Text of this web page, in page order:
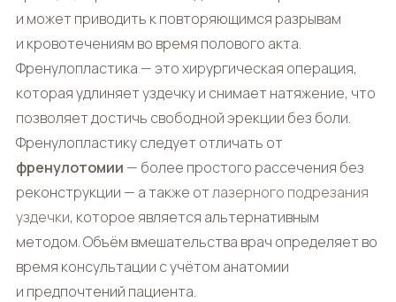
и может приводить к повторяющимся разрывам
и кровотечениям во время полового акта.
Френулопластика — это хирургическая операция,
которая удлиняет уздечку и снимает натяжение, что
позволяет достичь свободной эрекции без боли.
Френулопластику следует отличать от
френулотомии — более простого рассечения без
реконструкции — а также отлазерного подрезания
уздечки, которое является альтернативным
методом. Объём вмешательства врач определяет во
время консультации с учётом анатомии
и предпочтений пациента.